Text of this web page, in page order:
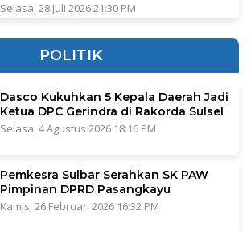
Selasa, 28 Juli 2026 21:30 PM
POLITIK
Dasco Kukuhkan 5 Kepala Daerah Jadi
Ketua DPC Gerindra di Rakorda Sulsel
Selasa, 4 Agustus 2026 18:16 PM
Pemkesra Sulbar Serahkan SK PAW
Pimpinan DPRD Pasangkayu
Kamis, 26 Februari 2026 16:32 PM